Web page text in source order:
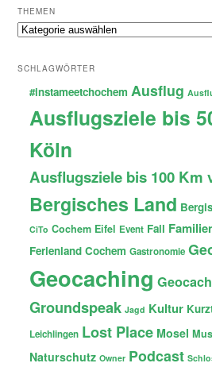
THEMEN
Themen
SCHLAGWÖRTER
#instameetchochem Ausflug
Ausflugsziele bis
Köln
Ausflugsziele bis 100 Km
Bergisches Land
CiTo Cochem Eifel Event Fail
Ferienland Cochem Gastronomie
Geocaching
Groundspeak Jagd Kultur
Leichlingen Lost Place Mosel
Naturschutz Owner Podcast